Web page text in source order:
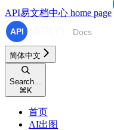
API易文档中心 home page
简体中文
Search...
⌘ K
首页
AI出图